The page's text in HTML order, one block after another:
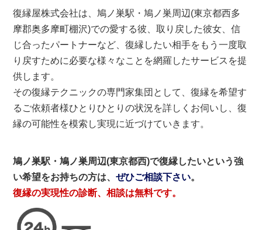
復縁屋株式会社は、鳩ノ巣駅・鳩ノ巣周辺(東京都西多
摩郡奥多摩町棚沢)での愛する彼、取り戻した彼女、信
じ合ったパートナーなど、復縁したい相手をもう一度取
り戻すために必要な様々なことを網羅したサービスを提
供します。
その復縁テクニックの専門家集団として、復縁を希望す
るご依頼者様ひとりひとりの状況を詳しくお伺いし、復
縁の可能性を模索し実現に近づけていきます。
鳩ノ巣駅・鳩ノ巣周辺(東京都西)で復縁したいという強
い希望をお持ちの方は、ぜひご相談下さい。
復縁の実現性の診断、相談は無料です。